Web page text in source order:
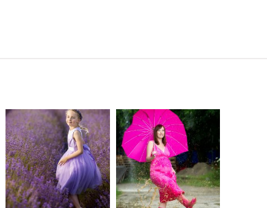
Kinder
111
Babybauch
37